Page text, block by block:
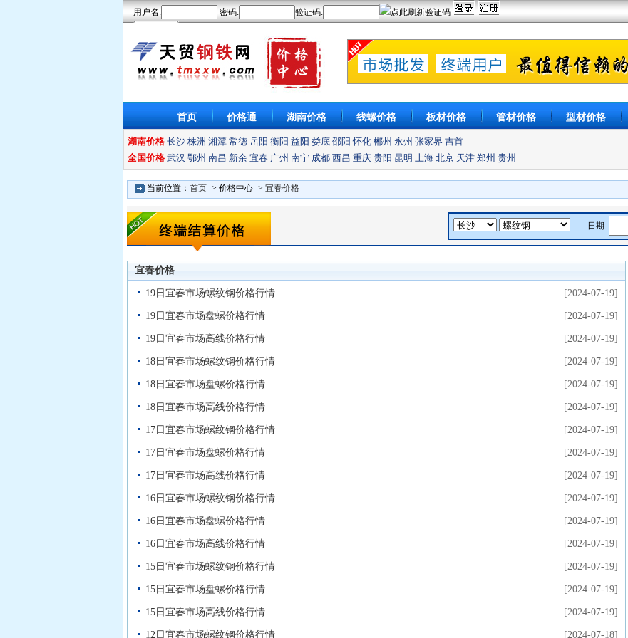
首页 价格通 湖南价格 线螺价格 板材价格 管材价格 型材价格
湖南价格 长沙 株洲 湘潭 常德 岳阳 衡阳 益阳 娄底 邵阳 怀化 郴州 永州 张家界 吉首
全国价格 武汉 鄂州 南昌 新余 宜春 广州 南宁 成都 西昌 重庆 贵阳 昆明 上海 北京 天津 郑州 贵州
当前位置： 首页 -> 价格中心 -> 宜春价格
日期
宜春价格
19日宜春市场螺纹钢价格行情 [2024-07-19]
19日宜春市场盘螺价格行情 [2024-07-19]
19日宜春市场高线价格行情 [2024-07-19]
18日宜春市场螺纹钢价格行情 [2024-07-19]
18日宜春市场盘螺价格行情 [2024-07-19]
18日宜春市场高线价格行情 [2024-07-19]
17日宜春市场螺纹钢价格行情 [2024-07-19]
17日宜春市场盘螺价格行情 [2024-07-19]
17日宜春市场高线价格行情 [2024-07-19]
16日宜春市场螺纹钢价格行情 [2024-07-19]
16日宜春市场盘螺价格行情 [2024-07-19]
16日宜春市场高线价格行情 [2024-07-19]
15日宜春市场螺纹钢价格行情 [2024-07-19]
15日宜春市场盘螺价格行情 [2024-07-19]
15日宜春市场高线价格行情 [2024-07-19]
12日宜春市场螺纹钢价格行情 [2024-07-18]